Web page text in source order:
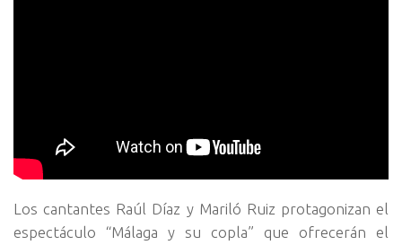
Los cantantes Raúl Díaz y Mariló Ruiz protagonizan el
espectáculo “Málaga y su copla” que ofrecerán el